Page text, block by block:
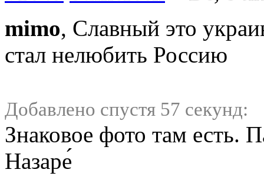
mimo, Славный это
стал нелюбить Россию
Добавлено спустя 57 секунд:
Знаковое фото там есть.
Назаре́